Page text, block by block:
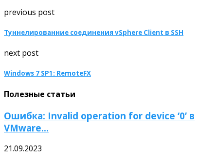
previous post
Туннелированние соединения vSphere Client в SSH
next post
Windows 7 SP1: RemoteFX
Полезные статьи
Ошибка: Invalid operation for device ‘0’ в
VMware...
21.09.2023